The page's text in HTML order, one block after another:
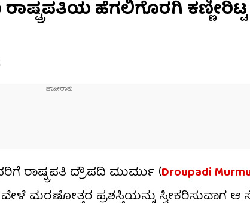
ರಾಷ್ಟ್ರಪತಿಯ ಹೆಗಲಿಗೊರಗಿ
ರಾಷ್ಟ್ರಪತಿ ದ್ರೌಪದಿ ಮುರ್ಮು (Droupadi
ಮರಣೋತ್ತರ ಪ್ರಶಸ್ತಿಯನ್ನು ಸ್ವೀಕರಿಸುವಾಗ ಆ